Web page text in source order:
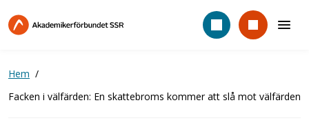
till
Hem
Facken i välfärden: En skattebroms kommer att slå mot välfärden